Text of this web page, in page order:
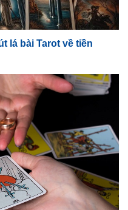
lá bài Tarot về tiền